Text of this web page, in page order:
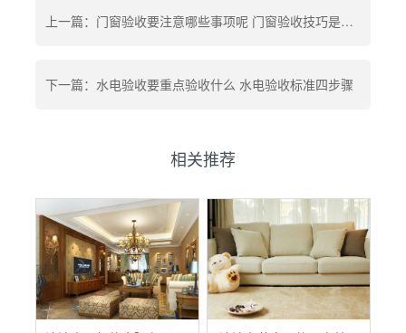
上一篇：门窗验收要注意哪些事项呢 门窗验收技巧是什么呢
下一篇：水电验收要重点验收什么 水电验收标准四步骤
相关推荐